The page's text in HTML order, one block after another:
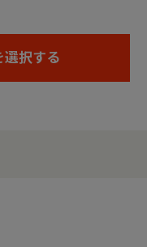
選択する